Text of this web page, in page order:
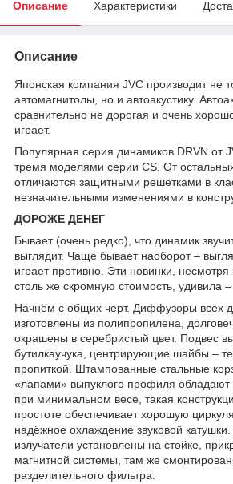
Описание Характеристики
Описание
Японская компания JVC производит не
автомагнитолы, но и автоакустику.
сравнительно не дорогая и очень
играет.
Популярная серия динамиков DRVN от
тремя моделями серии CS. От
отличаются защитными решётками в
незначительными изменениями в
ДОРОЖЕ ДЕНЕГ
Бывает (очень редко), что динамик
выглядит. Чаще бывает наоборот –
играет противно. Эти новинки,
столь же скромную стоимость, удивила
Начнём с общих черт. Диффузоры всех
изготовлены из полипропилена,
окрашены в серебристый цвет. Подвес
бутилкаучука, центрирующие шайбы –
пропиткой. Штампованные стальные
«лапами» выпуклого профиля обладают
при минимальном весе, такая
простоте обеспечивает хорошую
надёжное охлаждение звуковой
излучатели установлены на стойке,
магнитной системы, там же
разделительного фильтра.